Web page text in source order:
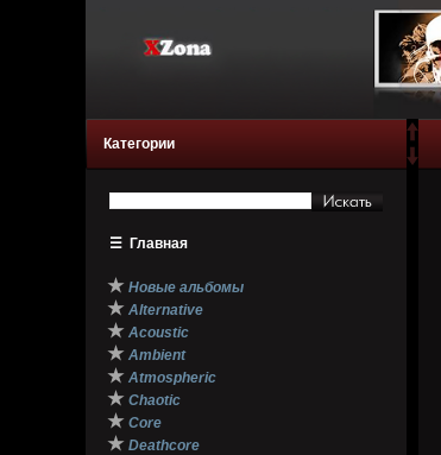
Категории
☰ Главная
★ Новые альбомы
★ Alternative
★ Acoustic
★ Ambient
★ Atmospheric
★ Chaotic
★ Core
★ Deathcore